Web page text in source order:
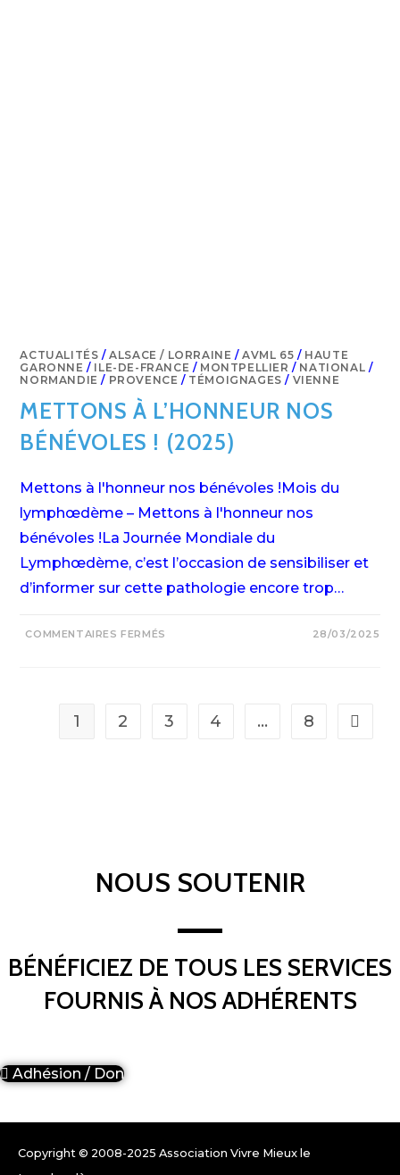
ACTUALITÉS /ALSACE / LORRAINE /AVML 65 / HAUTE
GARONNE / ILE-DE-FRANCE / MONTPELLIER / NATIONAL /
NORMANDIE / PROVENCE / TÉMOIGNAGES / VIENNE
METTONS À L’HONNEUR NOS
BÉNÉVOLES ! (2025)
Mettons à l'honneur nos bénévoles !Mois du
lymphœdème – Mettons à l'honneur nos
bénévoles !La Journée Mondiale du
Lymphœdème, c’est l’occasion de sensibiliser et
d’informer sur cette pathologie encore trop…
COMMENTAIRES FERMÉS
(2025)
28/03/2025
1 2 3 4 … 8
NOUS SOUTENIR
BÉNÉFICIEZ DE TOUS LES SERVICES
FOURNIS À NOS ADHÉRENTS
Adhésion / Don
Copyright © 2008-2025 Association Vivre Mieux le